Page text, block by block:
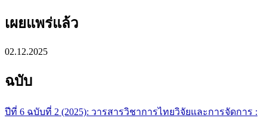
เผยแพร่แล้ว
02.12.2025
ฉบับ
ปีที่ 6 ฉบับที่ 2 (2025): วารสารวิชาการไทยวิจัยและการจัดการ :